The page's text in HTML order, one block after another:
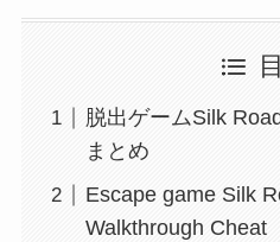
脱出ゲームSilk
まとめ
Escape game Silk
Walkthrough Cheat